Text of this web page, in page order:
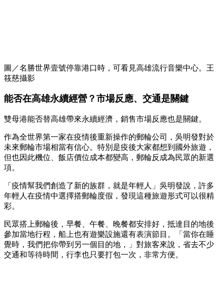
圖／名勝世界壹號停靠港口時，可看見高雄流行音樂中心。王
筱慈攝影
能否在高雄永續經營？市場反應、交通是關鍵
雙母港能否替高雄帶來永續經濟，銷售市場反應也是關鍵。
作為全世界第一家在疫情後重新操作的郵輪公司，吳明發對於
未來郵輪市場相當有信心。特別是疫後大家都想到國外旅遊，
但也因此機位、飯店價位成本都變高，郵輪反成為民眾的新選
項。
「疫情幫我們創造了新的族群，就是年輕人」吳明發說，許多
年輕人在疫情中選擇搭郵輪度假，發現這種旅遊形式可以很精
彩。
民眾搭上郵輪後，早餐、午餐、晚餐都安排好，抵達目的地後
參加當地行程，船上也有遊樂設施還有表演節目。「當你在睡
覺時，我們把你帶到另一個目的地，」對旅客來說，省去不少
交通和等待時間，行李也只要打包一次，非常方便。